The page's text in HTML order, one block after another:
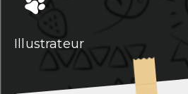
Illustrateur